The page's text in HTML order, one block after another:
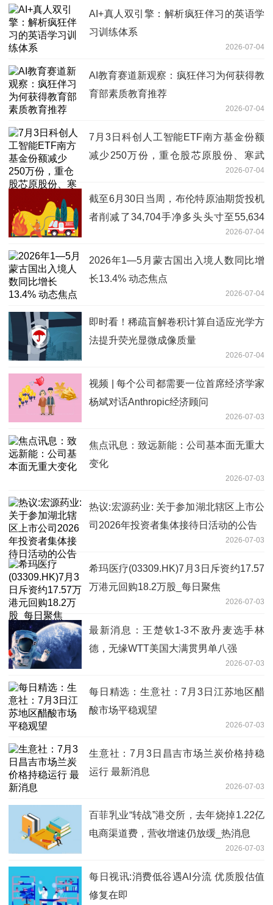
AI+真人双引擎：解析疯狂伴习的英语学
习训练体系
2026-07-04
AI教育赛道新观察：疯狂伴习为何获得教
育部素质教育推荐
2026-07-04
7月3日科创人工智能ETF南方基金份额
减少250万份，重仓股芯原股份、寒武
2026-07-04
截至6月30日当周，布伦特原油期货投机
者削减了34,704手净多头头寸至55,634
2026-07-04
2026年1—5月蒙古国出入境人数同比增
长13.4% 动态焦点
2026-07-04
即时看！稀疏盲解卷积计算自适应光学方
法提升荧光显微成像质量
2026-07-04
视频 | 每个公司都需要一位首席经济学家
杨斌对话Anthropic经济顾问
2026-07-03
焦点讯息：致远新能：公司基本面无重大
变化
2026-07-03
热议:宏源药业: 关于参加湖北辖区上市公
司2026年投资者集体接待日活动的公告
2026-07-03
希玛医疗(03309.HK)7月3日斥资约17.57
万港元回购18.2万股_每日聚焦
2026-07-03
最新消息：王楚钦1-3不敌丹麦选手林
德，无缘WTT美国大满贯男单八强
2026-07-03
每日精选：生意社：7月3日江苏地区醋
酸市场平稳观望
2026-07-03
生意社：7月3日昌吉市场兰炭价格持稳
运行 最新消息
2026-07-03
百菲乳业“转战”港交所，去年烧掉1.22亿
电商渠道费，营收增速仍放缓_热消息
2026-07-03
每日视讯:消费低谷遇AI分流 优质股估值
修复在即